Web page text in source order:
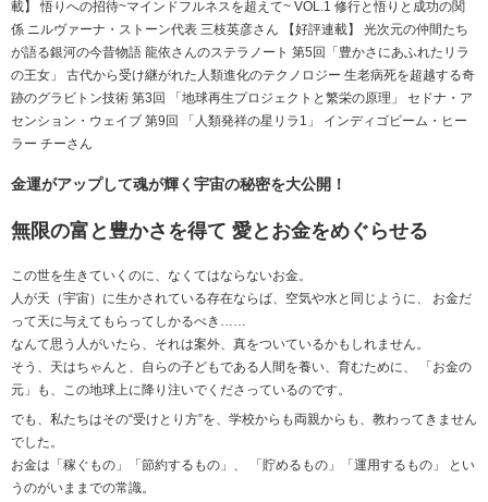
載】 悟りへの招待~マインドフルネスを超えて~ VOL.1 修行と悟りと成功の関
係 ニルヴァーナ・ストーン代表 三枝英彦さん 【好評連載】 光次元の仲間たち
が語る銀河の今昔物語 龍依さんのステラノート 第5回「豊かさにあふれたリラ
の王女」 古代から受け継がれた人類進化のテクノロジー 生老病死を超越する奇
跡のグラビトン技術 第3回 「地球再生プロジェクトと繁栄の原理」 セドナ・ア
センション・ウェイブ 第9回 「人類発祥の星リラ1」 インディゴビーム・ヒー
ラー チーさん
金運がアップして魂が輝く宇宙の秘密を大公開！
無限の富と豊かさを得て 愛とお金をめぐらせる
この世を生きていくのに、なくてはならないお金。
人が天（宇宙）に生かされている存在ならば、空気や水と同じように、 お金だ
って天に与えてもらってしかるべき……
なんて思う人がいたら、それは案外、真をついているかもしれません。
そう、天はちゃんと、自らの子どもである人間を養い、育むために、 「お金の
元」も、この地球上に降り注いでくださっているのです。
でも、私たちはその“受けとり方”を、学校からも両親からも、教わってきません
でした。
お金は「稼ぐもの」「節約するもの」、 「貯めるもの」「運用するもの」 とい
うのがいままでの常識。